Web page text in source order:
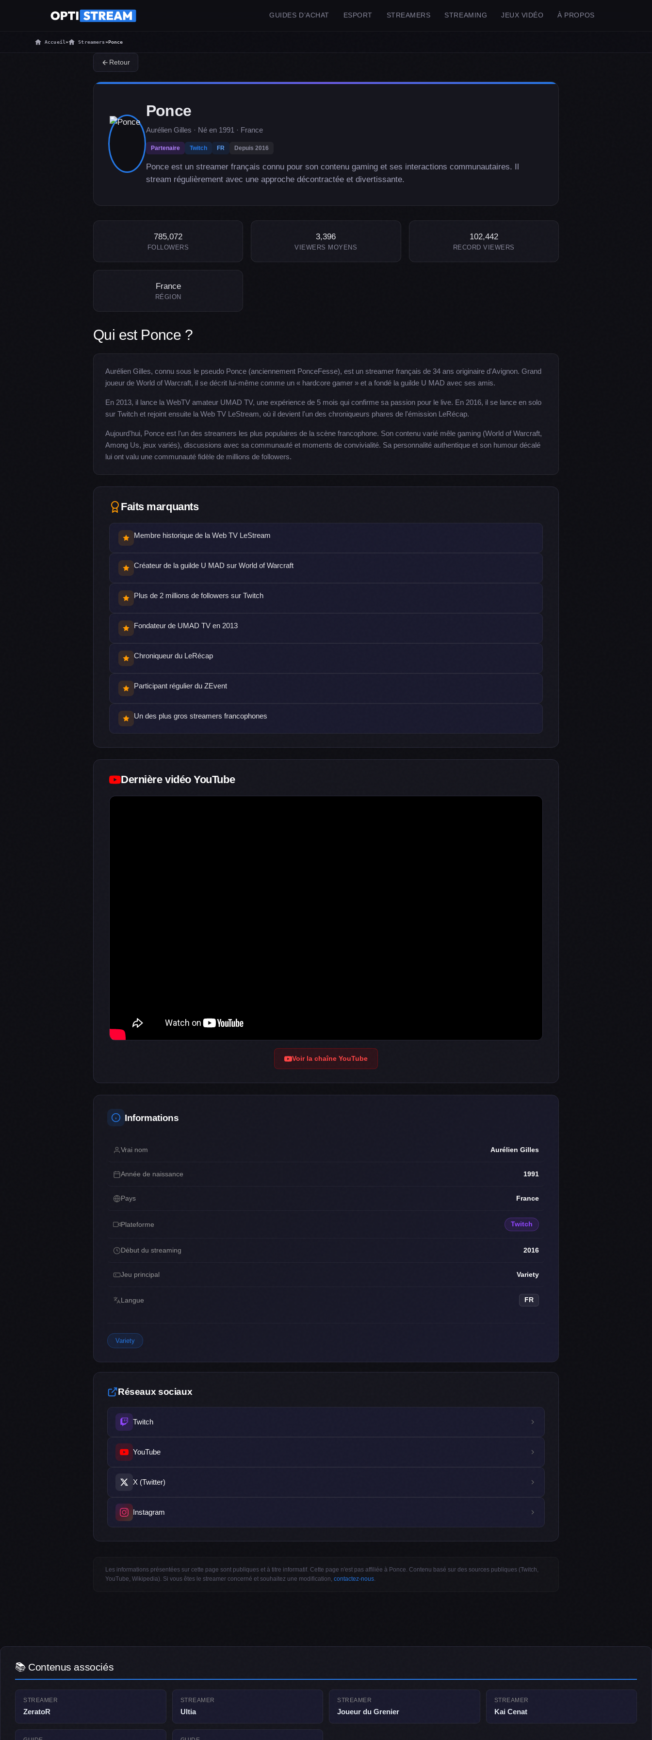
GUIDES D’ACHAT ESPORT STREAMERS STREAMING JEUX VIDÉO À PROPOS
Accueil » Streamers»Ponce
Retour
Ponce
Aurélien Gilles · Né en 1991 · France
Partenaire Twitch FR Depuis 2016
Ponce est un streamer français connu pour son contenu gaming et ses interactions communautaires. Il
stream régulièrement avec une approche décontractée et divertissante.
785,072
FOLLOWERS
3,396
VIEWERS MOYENS
102,442
RECORD VIEWERS
France
RÉGION
Qui est Ponce ?
Aurélien Gilles, connu sous le pseudo Ponce (anciennement PonceFesse), est un streamer français de 34 ans originaire d'Avignon. Grand
joueur de World of Warcraft, il se décrit lui-même comme un « hardcore gamer » et a fondé la guilde U MAD avec ses amis.
En 2013, il lance la WebTV amateur UMAD TV, une expérience de 5 mois qui confirme sa passion pour le live. En 2016, il se lance en solo
sur Twitch et rejoint ensuite la Web TV LeStream, où il devient l'un des chroniqueurs phares de l'émission LeRécap.
Aujourd'hui, Ponce est l'un des streamers les plus populaires de la scène francophone. Son contenu varié mêle gaming (World of Warcraft,
Among Us, jeux variés), discussions avec sa communauté et moments de convivialité. Sa personnalité authentique et son humour décalé
lui ont valu une communauté fidèle de millions de followers.
Faits marquants
Membre historique de la Web TV LeStream
Créateur de la guilde U MAD sur World of Warcraft
Plus de 2 millions de followers sur Twitch
Fondateur de UMAD TV en 2013
Chroniqueur du LeRécap
Participant régulier du ZEvent
Un des plus gros streamers francophones
Dernière vidéo YouTube
Voir la chaîne YouTube
Informations
Vrai nom Aurélien Gilles
Année de naissance 1991
Pays France
Plateforme Twitch
Début du streaming 2016
Jeu principal Variety
Langue FR
Variety
Réseaux sociaux
Twitch
YouTube
X (Twitter)
Instagram
Les informations présentées sur cette page sont publiques et à titre informatif. Cette page n'est pas affiliée à Ponce. Contenu basé sur des sources publiques (Twitch,
YouTube, Wikipedia). Si vous êtes le streamer concerné et souhaitez une modification, contactez-nous.
📚 Contenus associés
STREAMER
ZeratoR
STREAMER
Ultia
STREAMER
Joueur du Grenier
STREAMER
Kai Cenat